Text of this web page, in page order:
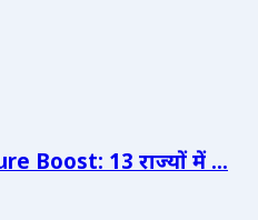
Boost: 13 राज्यों में ...